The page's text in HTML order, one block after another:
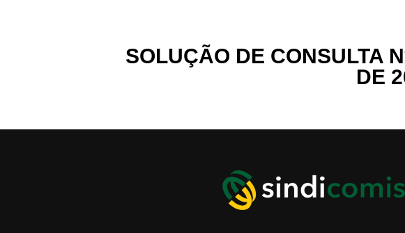
SOLUÇÃO DE CONSULTA
DE